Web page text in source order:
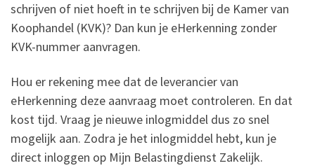
schrijven of niet hoeft in te schrijven bij de Kamer van
Koophandel (KVK)? Dan kun je eHerkenning zonder
KVK-nummer aanvragen.
Hou er rekening mee dat de leverancier van
eHerkenning deze aanvraag moet controleren. En dat
kost tijd. Vraag je nieuwe inlogmiddel dus zo snel
mogelijk aan. Zodra je het inlogmiddel hebt, kun je
direct inloggen op Mijn Belastingdienst Zakelijk.